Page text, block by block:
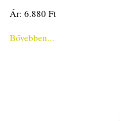
Ár: 6.880 Ft
Bővebben...